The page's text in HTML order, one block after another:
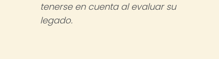
tenerse en cuenta al evaluar su
legado.